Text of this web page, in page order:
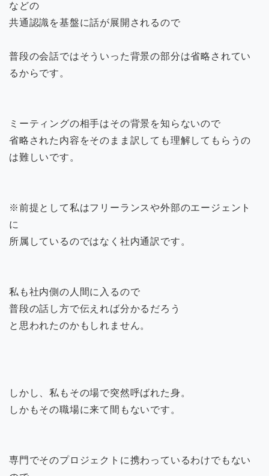
などの
共通認識を基盤に話が展開されるので
普段の会話ではそういった背景の部分は省略されてい
るからです。
ミーティングの相手はその背景を知らないので
省略された内容をそのまま訳しても理解してもらうの
は難しいです。
※前提として私はフリーランスや外部のエージェント
に
所属しているのではなく社内通訳です。
私も社内側の人間に入るので
普段の話し方で伝えれば分かるだろう
と思われたのかもしれません。
しかし、私もその場で突然呼ばれた身。
しかもその職場に来て間もないです。
専門でそのプロジェクトに携わっているわけでもない